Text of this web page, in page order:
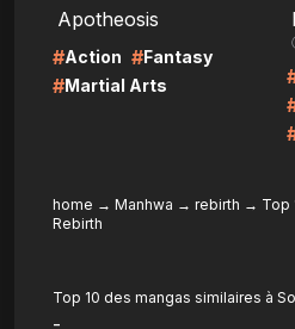
Apotheosis
#Action #Fantasy
#Martial Arts
home → Manhwa → rebirth → Top
Rebirth
Top 10 des mangas similaires à
-